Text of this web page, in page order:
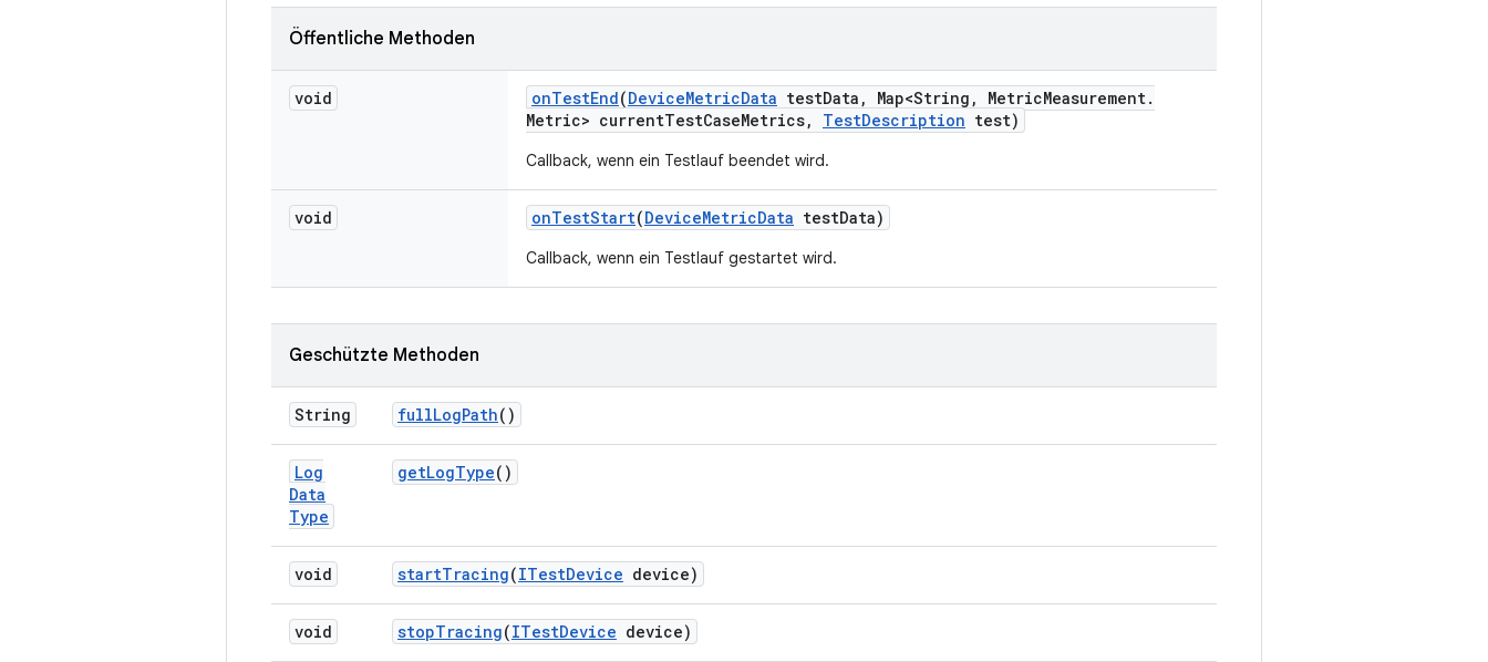
Öffentliche Methoden
void onTestEnd(DeviceMetricData testData , Map<String , MetricMeasurement.
Metric> currentTestCaseMetrics, TestDescription test)
Callback, wenn ein Testlauf beendet wird.
void onTestStart(DeviceMetricData testData)
Callback, wenn ein Testlauf gestartet wird.
Geschützte Methoden
String fullLogPath()
Log
Data
Type
getLogType()
void startTracing(ITestDevice device)
void stopTracing(ITestDevice device)